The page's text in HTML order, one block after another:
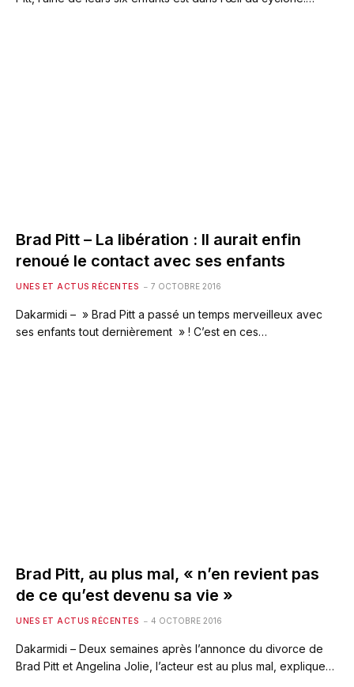
Brad Pitt – La libération : Il aurait enfin
renoué le contact avec ses enfants
UNES ET ACTUS RÉCENTES 7 OCTOBRE 2016
Dakarmidi – » Brad Pitt a passé un temps merveilleux avec
ses enfants tout dernièrement » ! C’est en ces…
Brad Pitt, au plus mal, « n’en revient pas
de ce qu’est devenu sa vie »
UNES ET ACTUS RÉCENTES 4 OCTOBRE 2016
Dakarmidi – Deux semaines après l’annonce du divorce de
Brad Pitt et Angelina Jolie, l’acteur est au plus mal, explique…